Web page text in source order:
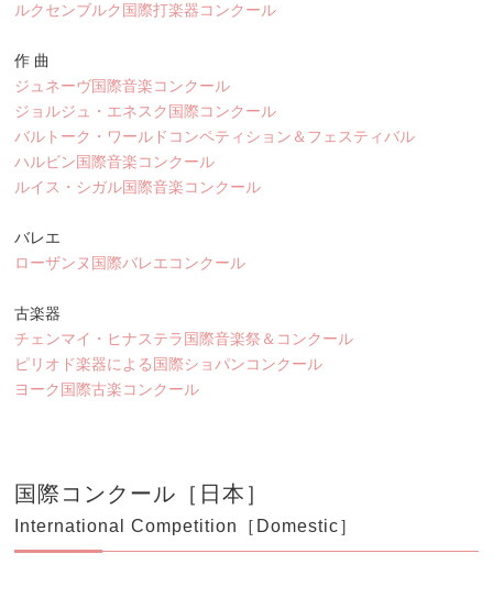
ルクセンブルク国際打楽器コンクール
作 曲
ジュネーヴ国際音楽コンクール
ジョルジュ・エネスク国際コンクール
バルトーク・ワールドコンペティション＆フェスティバル
ハルビン国際音楽コンクール
ルイス・シガル国際音楽コンクール
バレエ
ローザンヌ国際バレエコンクール
古楽器
チェンマイ・ヒナステラ国際音楽祭＆コンクール
ピリオド楽器による国際ショパンコンクール
ヨーク国際古楽コンクール
国際コンクール［日本］
International Competition［Domestic］